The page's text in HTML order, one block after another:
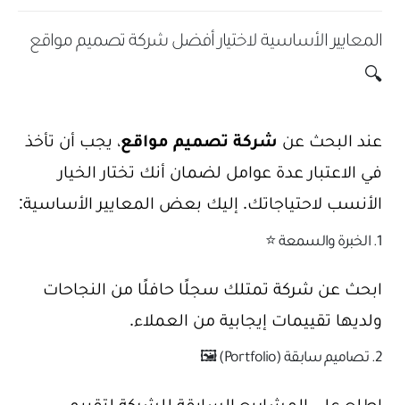
المعايير الأساسية لاختيار أفضل شركة تصميم مواقع
🔍
عند البحث عن شركة تصميم مواقع، يجب أن تأخذ
في الاعتبار عدة عوامل لضمان أنك تختار الخيار
الأنسب لاحتياجاتك. إليك بعض المعايير الأساسية:
1. الخبرة والسمعة ⭐
ابحث عن شركة تمتلك سجلًا حافلًا من النجاحات
ولديها تقييمات إيجابية من العملاء.
2. تصاميم سابقة (Portfolio) 🖼️